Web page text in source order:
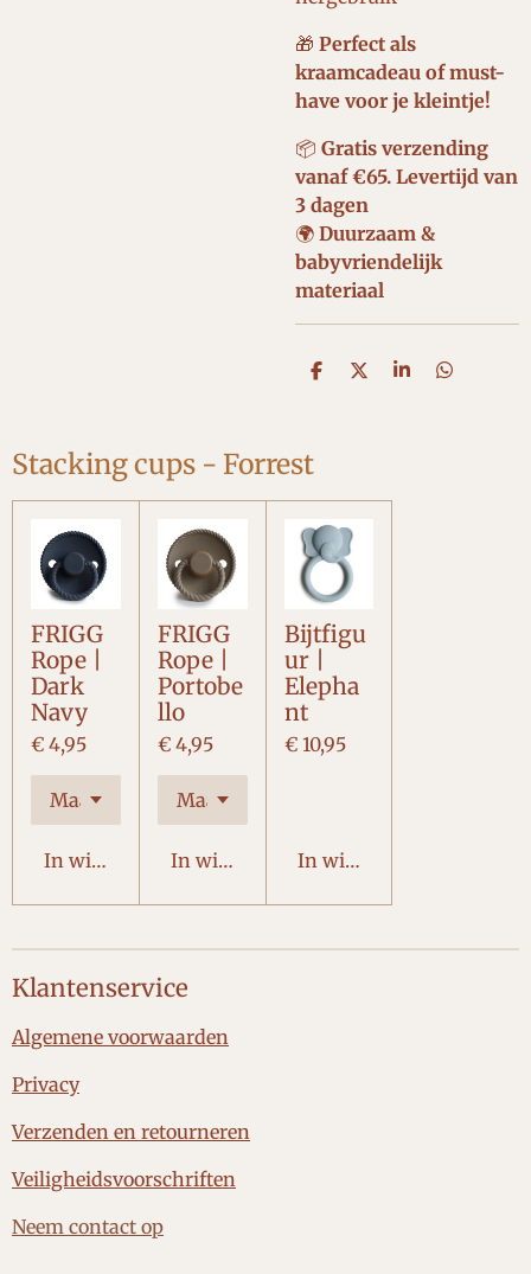
🎁 Perfect als
kraamcadeau of must-
have voor je kleintje!
📦 Gratis verzending
vanaf €65. Levertijd van
3 dagen
🌍 Duurzaam &
babyvriendelijk
materiaal
D
D
S
D
Stacking cups - Forrest
FRIGG
Rope |
Dark
Navy
€ 4,95
In winkelwagen
FRIGG
Rope |
Portobe
llo
€ 4,95
In winkelwagen
Bijtfigu
ur |
Elepha
nt
€ 10,95
In winkelwagen
Klantenservice
Algemene voorwaarden
Privacy
Verzenden en retourneren
Veiligheidsvoorschriften
Neem contact op